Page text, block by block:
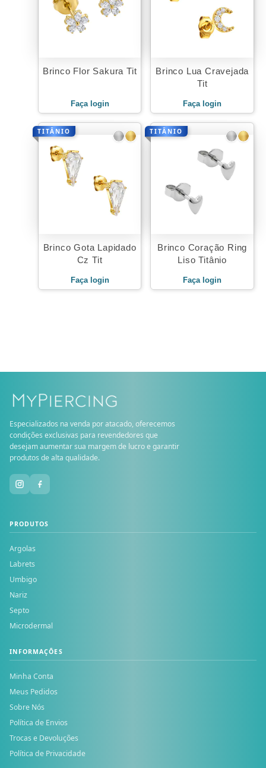
Brinco Flor Sakura Tit
Faça login
Brinco Lua Cravejada
Tit
Faça login
TITÂNIO
Brinco Gota Lapidado
Cz Tit
Faça login
TITÂNIO
Brinco Coração Ring
Liso Titânio
Faça login
Especializados na venda por atacado, oferecemos
condições exclusivas para revendedores que
desejam aumentar sua margem de lucro e garantir
produtos de alta qualidade.
PRODUTOS
Argolas
Labrets
Umbigo
Nariz
Septo
Microdermal
INFORMAÇÕES
Minha Conta
Meus Pedidos
Sobre Nós
Política de Envios
Trocas e Devoluções
Política de Privacidade